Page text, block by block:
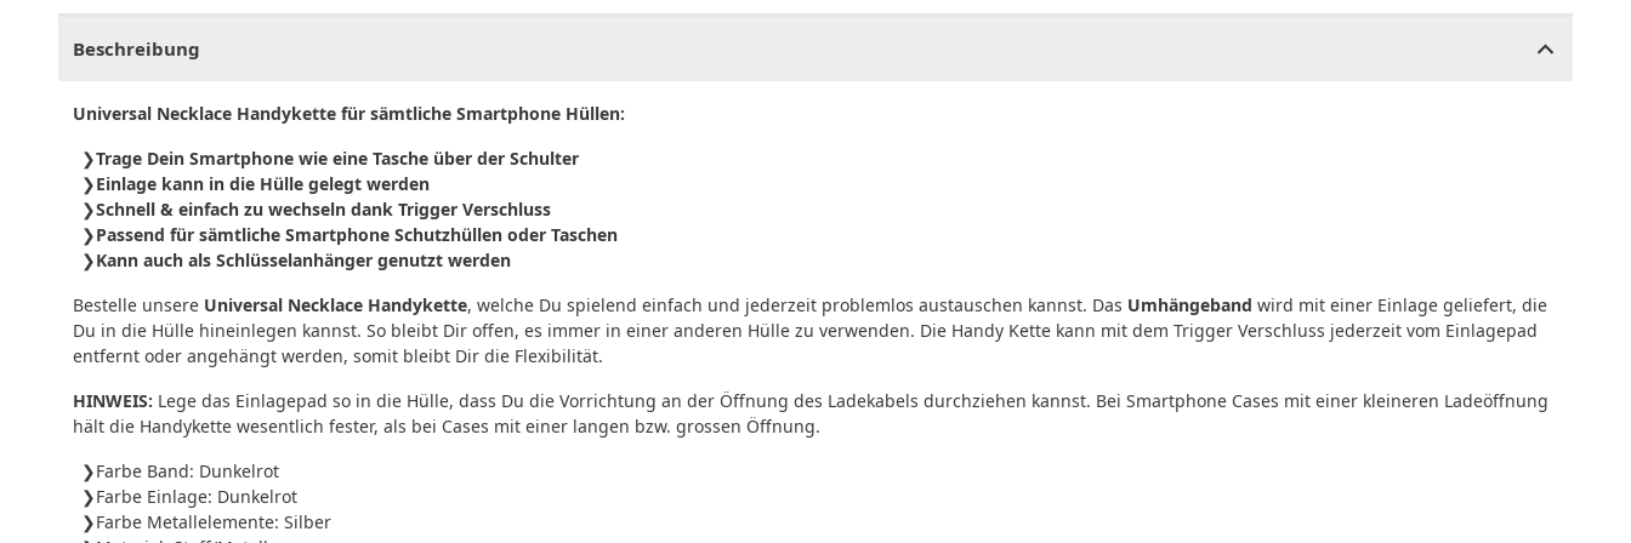
Beschreibung
Universal Necklace Handykette für sämtliche Smartphone Hüllen:
Trage Dein Smartphone wie eine Tasche über der Schulter
Einlage kann in die Hülle gelegt werden
Schnell & einfach zu wechseln dank Trigger Verschluss
Passend für sämtliche Smartphone Schutzhüllen oder Taschen
Kann auch als Schlüsselanhänger genutzt werden
Bestelle unsere Universal Necklace Handykette, welche Du spielend einfach und jederzeit problemlos austauschen kannst. Das Umhängeband wird mit einer Einlage geliefert, die
Du in die Hülle hineinlegen kannst. So bleibt Dir offen, es immer in einer anderen Hülle zu verwenden. Die Handy Kette kann mit dem Trigger Verschluss jederzeit vom Einlagepad
entfernt oder angehängt werden, somit bleibt Dir die Flexibilität.
HINWEIS: Lege das Einlagepad so in die Hülle, dass Du die Vorrichtung an der Öffnung des Ladekabels durchziehen kannst. Bei Smartphone Cases mit einer kleineren Ladeöffnung
hält die Handykette wesentlich fester, als bei Cases mit einer langen bzw. grossen Öffnung.
Farbe Band: Dunkelrot
Farbe Einlage: Dunkelrot
Farbe Metallelemente: Silber